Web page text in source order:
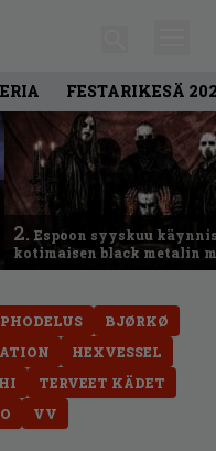
FESTARIKESÄ
2. Espoon syyskuu
kotimaisen black metalin
BJØRKØ
HEXVESSEL
TERVEET KÄDET
VV